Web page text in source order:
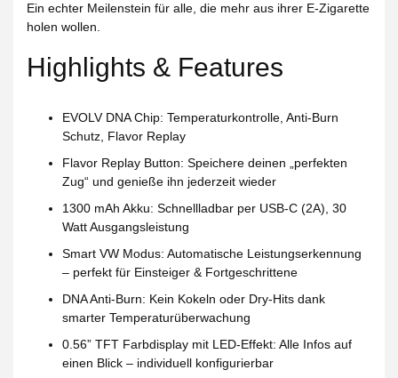
Ein echter Meilenstein für alle, die mehr aus ihrer E-Zigarette
holen wollen.
Highlights & Features
EVOLV DNA Chip: Temperaturkontrolle, Anti-Burn
Schutz, Flavor Replay
Flavor Replay Button: Speichere deinen „perfekten
Zug“ und genieße ihn jederzeit wieder
1300 mAh Akku: Schnellladbar per USB-C (2A), 30
Watt Ausgangsleistung
Smart VW Modus: Automatische Leistungserkennung
– perfekt für Einsteiger & Fortgeschrittene
DNA Anti-Burn: Kein Kokeln oder Dry-Hits dank
smarter Temperaturüberwachung
0.56” TFT Farbdisplay mit LED-Effekt: Alle Infos auf
einen Blick – individuell konfigurierbar